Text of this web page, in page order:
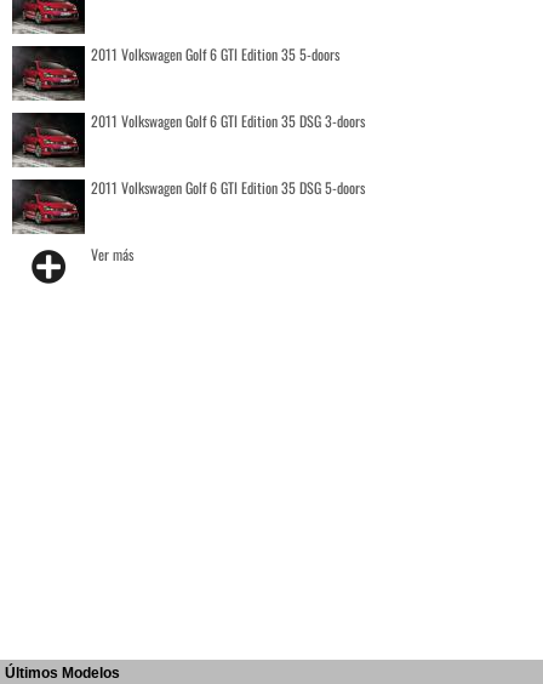
2011 Volkswagen Golf 6 GTI Edition 35 5-doors
2011 Volkswagen Golf 6 GTI Edition 35 DSG 3-doors
2011 Volkswagen Golf 6 GTI Edition 35 DSG 5-doors
Ver más
Últimos Modelos